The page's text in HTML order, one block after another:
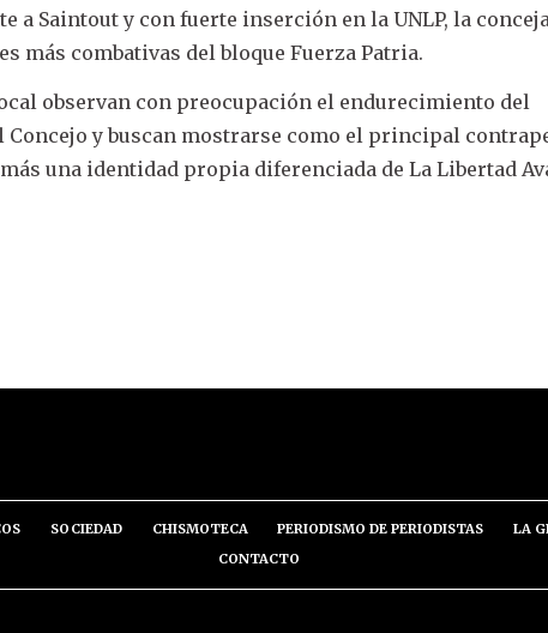
a Saintout y con fuerte inserción en la UNLP, la
más combativas del bloque Fuerza Patria.
observan con preocupación el endurecimiento del
y buscan mostrarse como el principal
una identidad propia diferenciada de La Libertad
SOCIEDAD CHISMOTECA PERIODISMO DE PERIODISTAS
LA
CONTACTO